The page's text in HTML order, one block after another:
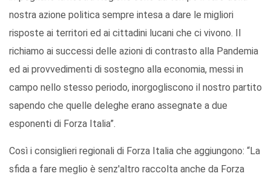
nostra azione politica sempre intesa a dare le migliori
risposte ai territori ed ai cittadini lucani che ci vivono. Il
richiamo ai successi delle azioni di contrasto alla Pandemia
ed ai provvedimenti di sostegno alla economia, messi in
campo nello stesso periodo, inorgogliscono il nostro partito
sapendo che quelle deleghe erano assegnate a due
esponenti di Forza Italia”.
Così i consiglieri regionali di Forza Italia che aggiungono: “La
sfida a fare meglio è senz'altro raccolta anche da Forza